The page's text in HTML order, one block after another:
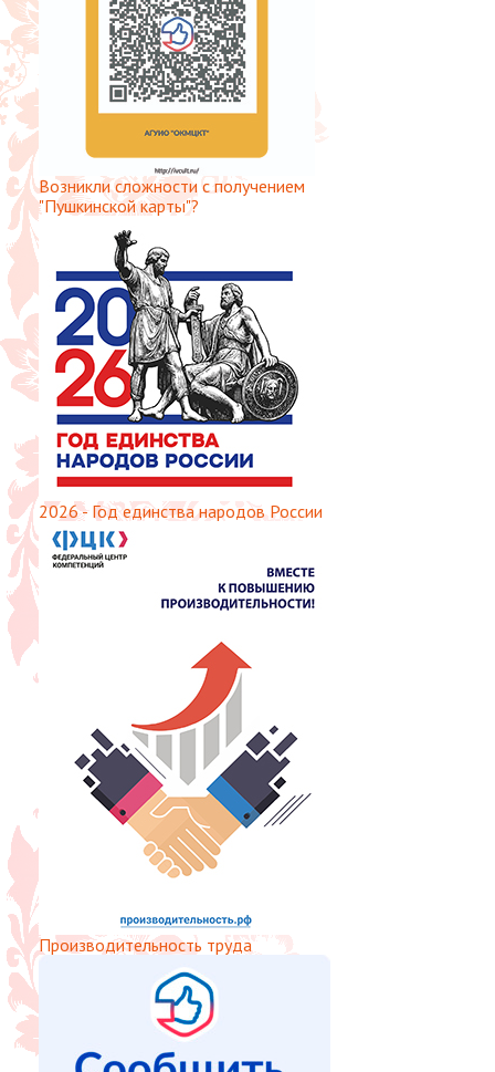
Возникли сложности с получением
"Пушкинской карты"?
2026 - Год единства народов России
Производительность труда